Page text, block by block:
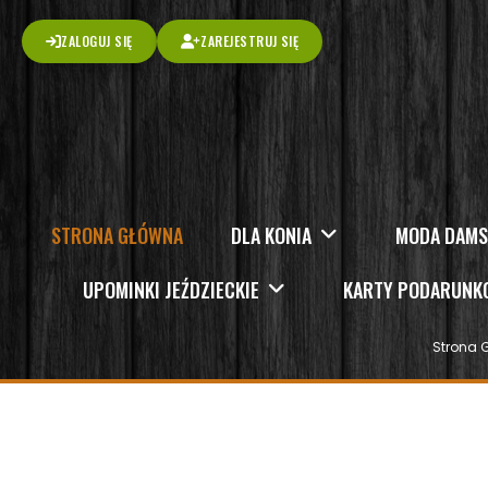
ZALOGUJ SIĘ ZAREJESTRUJ SIĘ
STRONA GŁÓWNA DLA KONIA MODA
UPOMINKI JEŹDZIECKIE
KARTY
Strona